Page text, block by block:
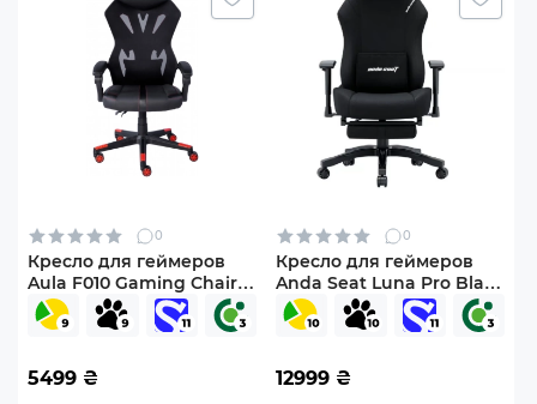
0
Кресло для геймеров
Aula F010 Gaming Chair
Black/Red
(6948391286228)
5499 ₴
0
Кресло для геймеров
Anda Seat Luna Pro Black
Fabric Size L (AD18T-44-B-
F)
12999 ₴